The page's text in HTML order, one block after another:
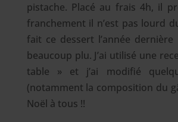
pistache. Placé au frais 4h, il
franchement il n’est pas lourd
fait ce dessert l’année
beaucoup plu. J’ai utilisé une
table » et j’ai modifié
(notamment la composition du
Noël à tous !!